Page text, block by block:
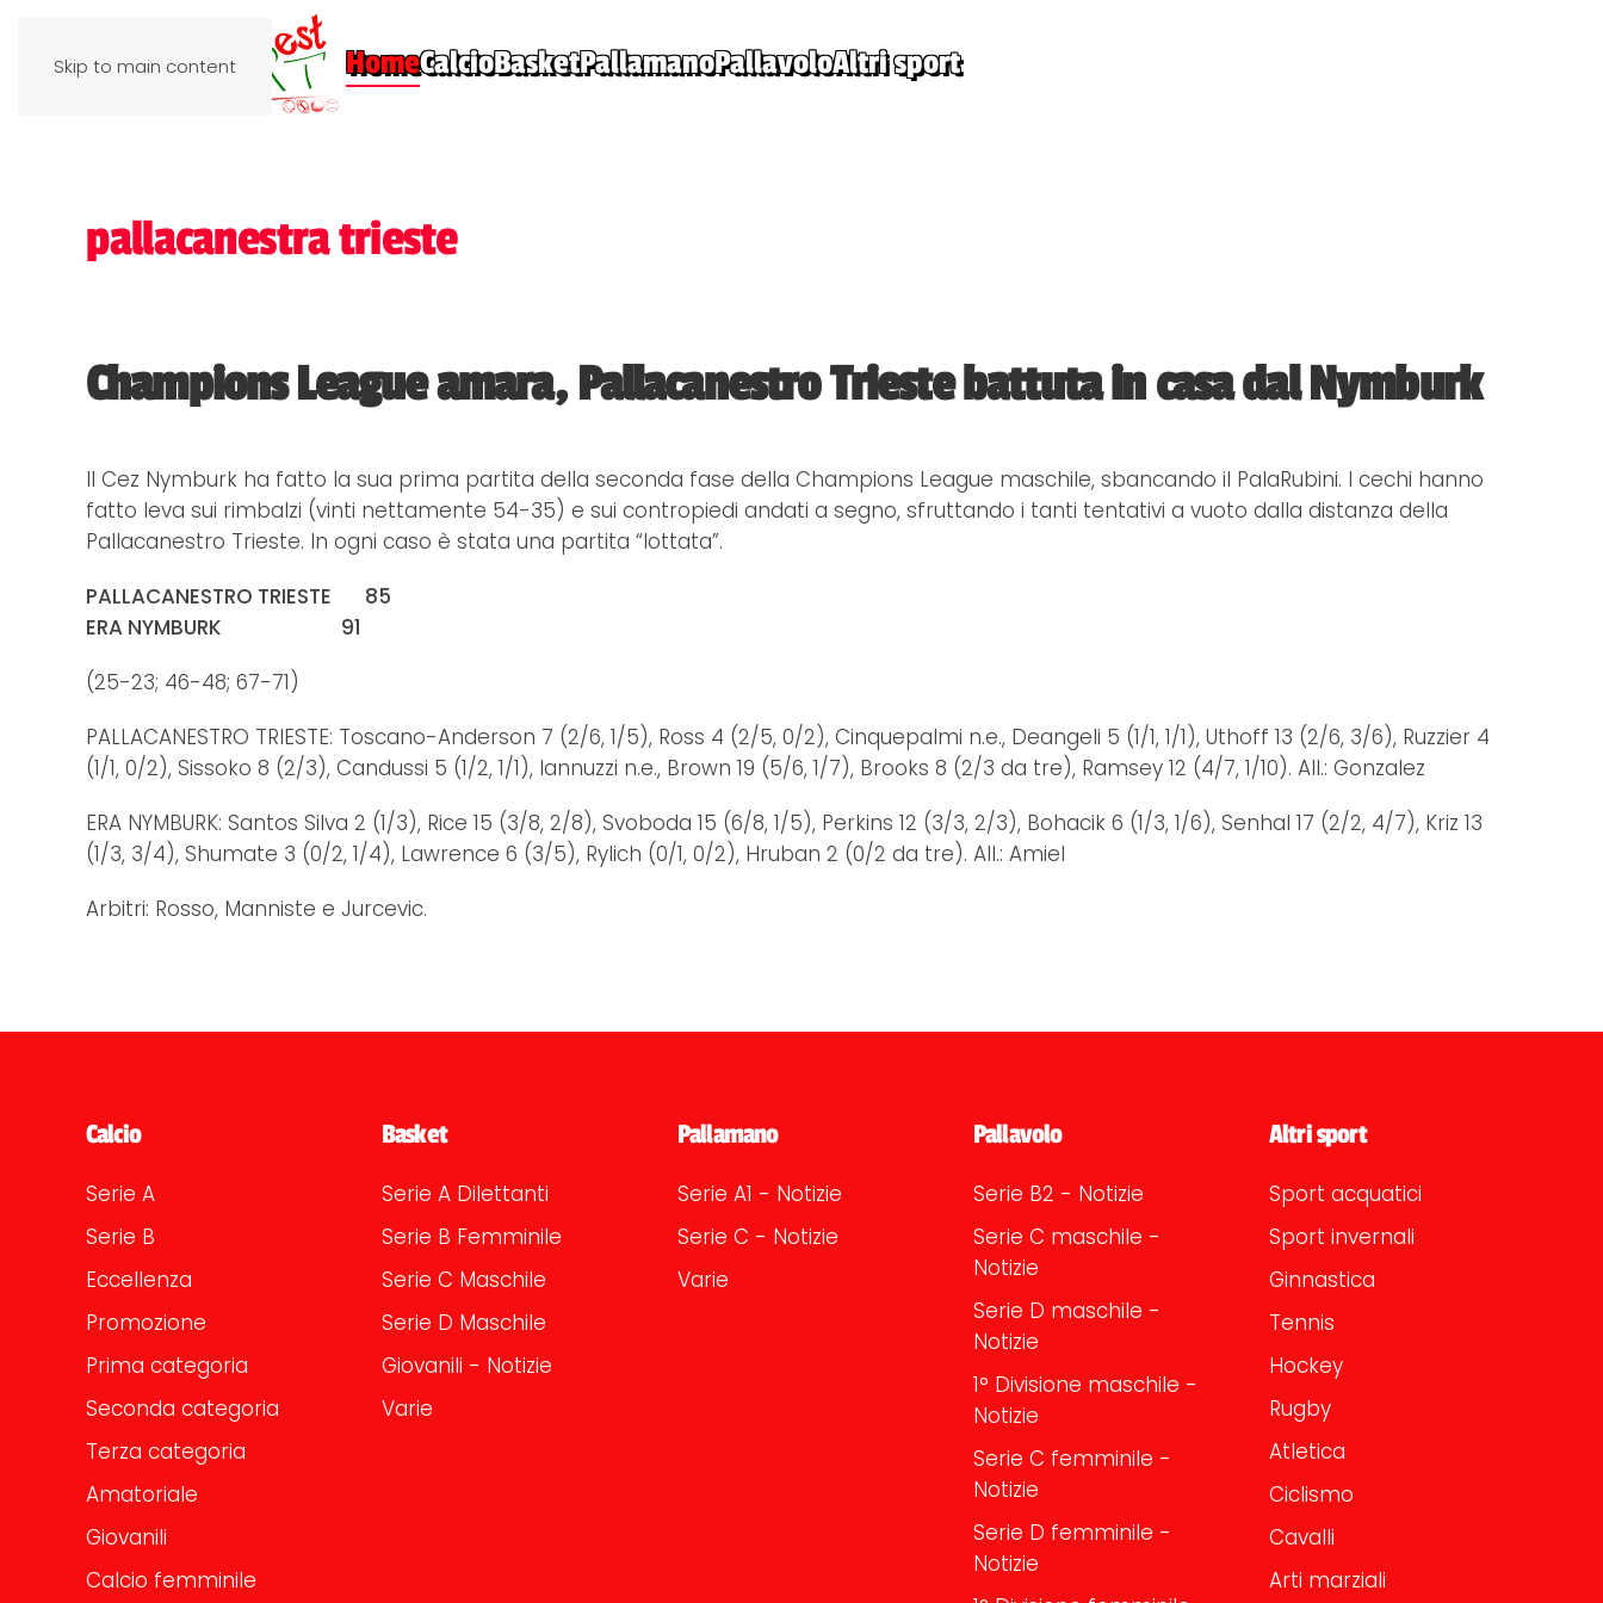
Skip to main content HomeCalcioBasketPallamanoPallavoloAltri sport
pallacanestra trieste
Champions League amara, Pallacanestro Trieste battuta in casa dal Nymburk
Il Cez Nymburk ha fatto la sua prima partita della seconda fase della Champions League maschile, sbancando il PalaRubini. I cechi hanno
fatto leva sui rimbalzi (vinti nettamente 54-35) e sui contropiedi andati a segno, sfruttando i tanti tentativi a vuoto dalla distanza della
Pallacanestro Trieste. In ogni caso è stata una partita “lottata”.
PALLACANESTRO TRIESTE 85
ERA NYMBURK 91
(25-23; 46-48; 67-71)
PALLACANESTRO TRIESTE: Toscano-Anderson 7 (2/6, 1/5), Ross 4 (2/5, 0/2), Cinquepalmi n.e., Deangeli 5 (1/1, 1/1), Uthoff 13 (2/6, 3/6), Ruzzier 4
(1/1, 0/2), Sissoko 8 (2/3), Candussi 5 (1/2, 1/1), Iannuzzi n.e., Brown 19 (5/6, 1/7), Brooks 8 (2/3 da tre), Ramsey 12 (4/7, 1/10). All.: Gonzalez
ERA NYMBURK: Santos Silva 2 (1/3), Rice 15 (3/8, 2/8), Svoboda 15 (6/8, 1/5), Perkins 12 (3/3, 2/3), Bohacik 6 (1/3, 1/6), Senhal 17 (2/2, 4/7), Kriz 13
(1/3, 3/4), Shumate 3 (0/2, 1/4), Lawrence 6 (3/5), Rylich (0/1, 0/2), Hruban 2 (0/2 da tre). All.: Amiel
Arbitri: Rosso, Manniste e Jurcevic.
Calcio
Serie A
Serie B
Eccellenza
Promozione
Prima categoria
Seconda categoria
Terza categoria
Amatoriale
Giovanili
Calcio femminile
Basket
Serie A Dilettanti
Serie B Femminile
Serie C Maschile
Serie D Maschile
Giovanili - Notizie
Varie
Pallamano
Serie A1 - Notizie
Serie C - Notizie
Varie
Pallavolo
Serie B2 - Notizie
Serie C maschile -
Notizie
Serie D maschile -
Notizie
1° Divisione maschile -
Notizie
Serie C femminile -
Notizie
Serie D femminile -
Notizie
Altri sport
Sport acquatici
Sport invernali
Ginnastica
Tennis
Hockey
Rugby
Atletica
Ciclismo
Cavalli
Arti marziali